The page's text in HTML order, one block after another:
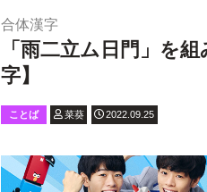
合体漢字
「雨二立ム日門」を
字】
ことば 菜葵 2022.09.25